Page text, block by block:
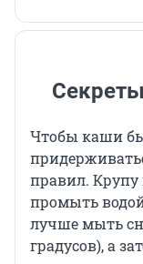
Чтобы каши
правил. Крупу
промыть
лучше мыть
градусов), а